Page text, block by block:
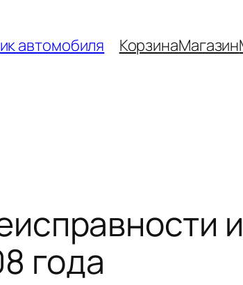
автомобиля КорзинаМагазин
года